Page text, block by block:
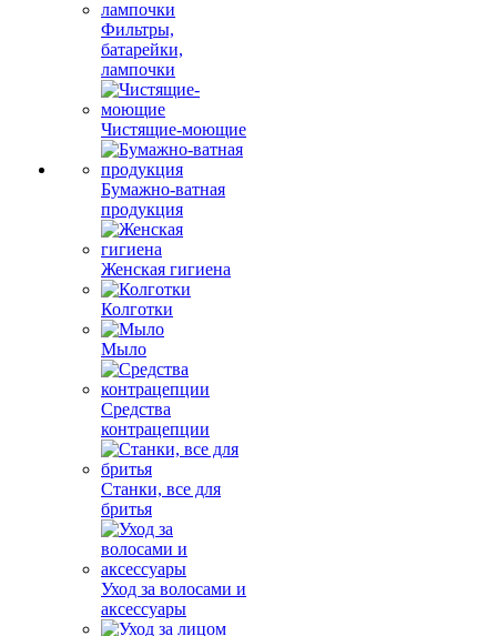
Фильтры,
батарейки,
лампочки
Чистящие-моющие
Бумажно-ватная
продукция
Женская гигиена
Колготки
Мыло
Средства
контрацепции
Станки, все для
бритья
Уход за волосами и
аксессуары